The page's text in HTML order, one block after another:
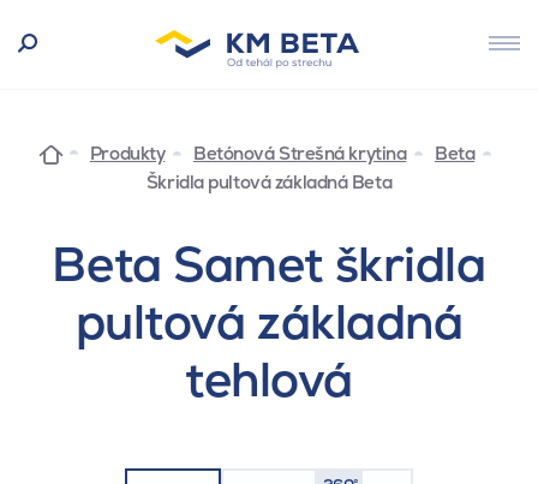
Produkty Betónová Strešná krytina
Beta
Škridla pultová základná Beta
Beta Samet škridla
pultová základná
tehlová